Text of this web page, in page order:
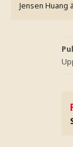
Jensen Huang